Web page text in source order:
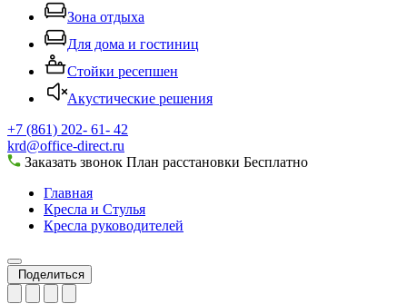
Зона отдыха
Для дома и гостиниц
Стойки ресепшен
Акустические решения
+7 (861) 202- 61- 42
krd@office-direct.ru
Заказать звонок План расстановки Бесплатно
Главная
Кресла и Стулья
Кресла руководителей
Поделиться